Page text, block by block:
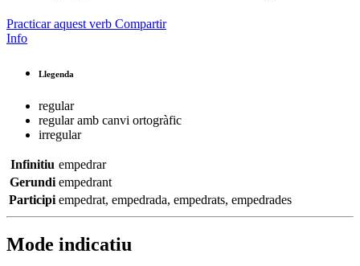
Practicar aquest verb Compartir
Info
Llegenda
regular
regular amb canvi ortogràfic
irregular
Infinitiu empedrar
Gerundi empedrant
Participi empedrat, empedrada, empedrats, empedrades
Mode indicatiu